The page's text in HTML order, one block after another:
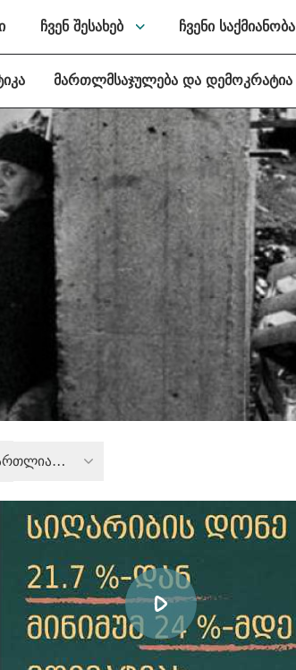
ჩვენ შესახებ ჩვენი საქმიანობა
მართლმსაჯულება და დემოკრატია
სოციალური სამართლიანობა